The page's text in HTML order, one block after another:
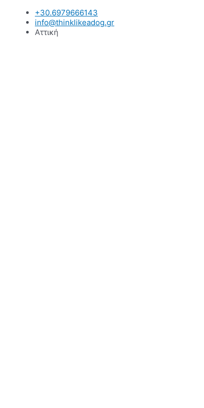
Μετάβαση
περιεχόμενο
+30.6979666143
info@thinklikeadog.gr
Αττική